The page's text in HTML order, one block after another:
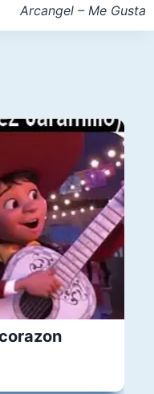
Arcangel – Me Gusta